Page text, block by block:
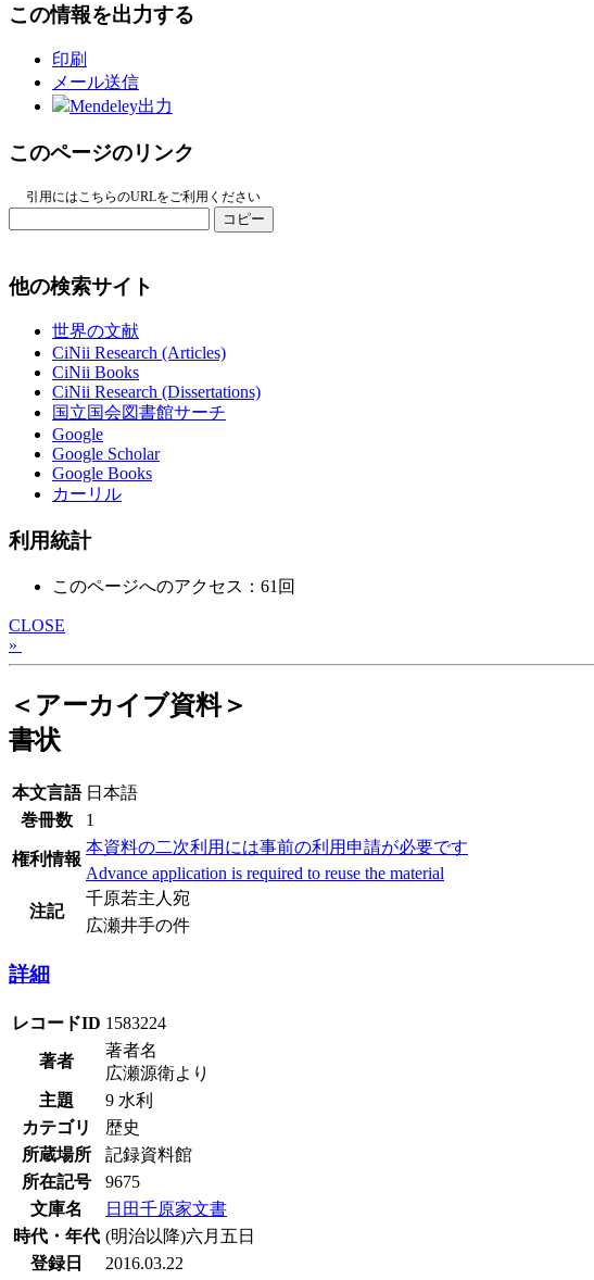
この情報を出力する
印刷
メール送信
Mendeley出力
このページのリンク
引用にはこちらのURLをご利用ください
コピー
他の検索サイト
世界の文献
CiNii Research (Articles)
CiNii Books
CiNii Research (Dissertations)
国立国会図書館サーチ
Google
Google Scholar
Google Books
カーリル
利用統計
このページへのアクセス：61回
CLOSE
»
＜アーカイブ資料＞
書状
本文言語 日本語
巻冊数
1
権利情報
本資料の二次利用には事前の利用申請が必要です
Advance application is required to reuse the material
注記
千原若主人宛
広瀬井手の件
詳細
レコードID 1583224
著者
著者名
広瀬源衛より
主題
9 水利
カテゴリ
歴史
所蔵場所
記録資料館
所在記号
9675
文庫名
日田千原家文書
時代・年代 (明治以降)六月五日
登録日
2016.03.22